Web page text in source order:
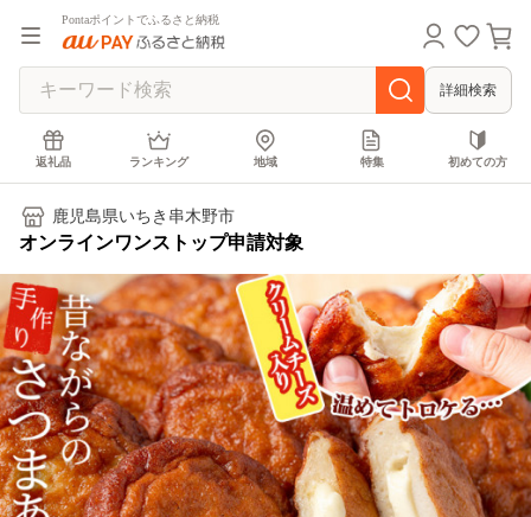
Pontaポイントでふるさと納税
詳細検索
返礼品 ランキング 地域 特集 初めての方
鹿児島県いちき串木野市
オンラインワンストップ申請対象